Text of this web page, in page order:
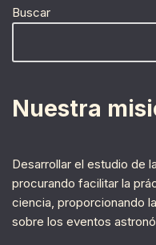
Buscar
Nuestra
Desarrollar el estudio de
procurando facilitar la
ciencia, proporcionando
sobre los eventos